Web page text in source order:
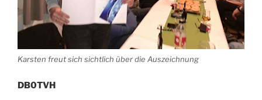
Karsten freut sich sichtlich über die Auszeichnung
DB0TVH